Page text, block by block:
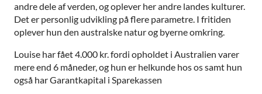
andre dele af verden, og oplever her andre landes kulturer.
Det er personlig udvikling på flere parametre. I fritiden
oplever hun den australske natur og byerne omkring.
Louise har fået 4.000 kr. fordi opholdet i Australien varer
mere end 6 måneder, og hun er helkunde hos os samt hun
også har Garantkapital i Sparekassen